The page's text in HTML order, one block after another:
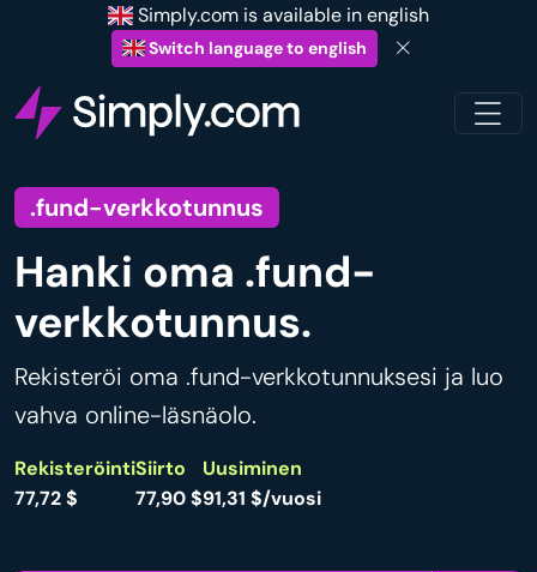
Simply.com is available in english
Switch language to english
.fund-verkkotunnus
Hanki oma .fund-
verkkotunnus.
Rekisteröi oma .fund-verkkotunnuksesi ja luo
vahva online-läsnäolo.
Rekisteröinti
77,72 $
Siirto
77,90 $
Uusiminen
91,31 $/vuosi